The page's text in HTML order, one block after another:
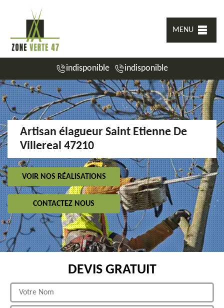
MENU
indisponible indisponible
Artisan élagueur Saint Etienne De
Villereal 47210
VOIR NOS RÉALISATIONS
CONTACTEZ NOUS
DEVIS GRATUIT